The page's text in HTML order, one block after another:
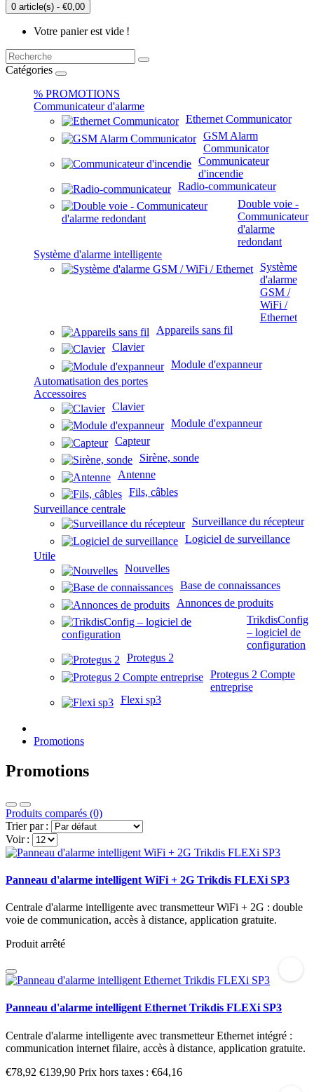
0 article(s) - €0,00
Votre panier est vide !
Catégories
% PROMOTIONS
Communicateur d'alarme
Ethernet Communicator
GSM Alarm
Communicator
Communicateur
d'incendie
Radio-communicateur
Double voie -
Communicateur
d'alarme
redondant
Système d'alarme intelligente
Système
d'alarme
GSM /
WiFi /
Ethernet
Appareils sans fil
Clavier
Module d'expanneur
Automatisation des portes
Accessoires
Clavier
Module d'expanneur
Capteur
Sirène, sonde
Antenne
Fils, câbles
Surveillance centrale
Surveillance du récepteur
Logiciel de surveillance
Utile
Nouvelles
Base de connaissances
Annonces de produits
TrikdisConfig
– logiciel de
configuration
Protegus 2
Protegus 2 Compte
entreprise
Flexi sp3
Promotions
Promotions
Produits comparés (0)
Trier par :
Voir :
Panneau d'alarme intelligent WiFi + 2G Trikdis FLEXi SP3
Centrale d'alarme intelligente avec transmetteur WiFi + 2G : double
voie de communication, accès à distance, application gratuite.
Produit arrêté
Panneau d'alarme intelligent Ethernet Trikdis FLEXi SP3
Centrale d'alarme intelligente avec transmetteur Ethernet intégré :
communication internet filaire, accès à distance, application gratuite.
€78,92 €139,90 Prix hors taxes : €64,16